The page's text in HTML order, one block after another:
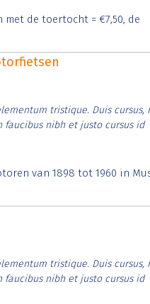
de toertocht = €7,50, de
tristique. Duis cursus,
nibh et justo cursus id
van 1898 tot 1960 in
tristique. Duis cursus,
nibh et justo cursus id